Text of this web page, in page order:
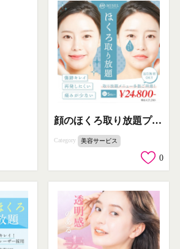
顔のほくろ取り放題プラン
Category 美容サービス
0